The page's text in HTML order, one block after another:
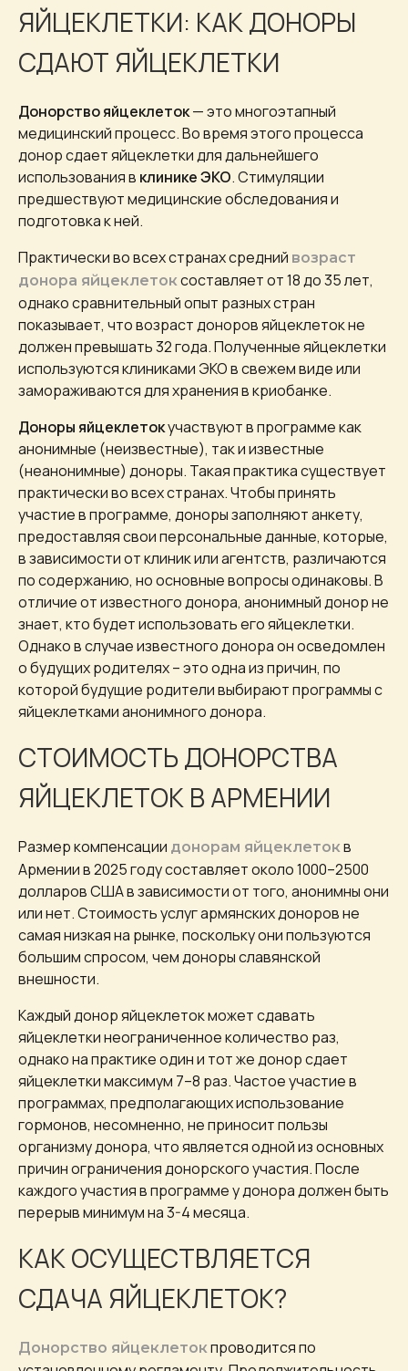
ЯЙЦЕКЛЕТКИ: КАК ДОНОРЫ
СДАЮТ ЯЙЦЕКЛЕТКИ
Донорство яйцеклеток— это многоэтапный
медицинский процесс. Во время этого процесса
донор сдает яйцеклетки для дальнейшего
использования в клинике ЭКО. Стимуляции
предшествуют медицинские обследования и
подготовка к ней.
Практически во всех странах средний возраст
донора яйцеклетоксоставляет от 18 до 35 лет,
однако сравнительный опыт разных стран
показывает, что возраст доноров яйцеклеток не
должен превышать 32 года. Полученные яйцеклетки
используются клиниками ЭКО в свежем виде или
замораживаются для хранения в криобанке.
Доноры яйцеклетокучаствуют в программе как
анонимные (неизвестные), так и известные
(неанонимные) доноры. Такая практика существует
практически во всех странах. Чтобы принять
участие в программе, доноры заполняют анкету,
предоставляя свои персональные данные, которые,
в зависимости от клиник или агентств, различаются
по содержанию, но основные вопросы одинаковы. В
отличие от известного донора, анонимный донор не
знает, кто будет использовать его яйцеклетки.
Однако в случае известного донора он осведомлен
о будущих родителях – это одна из причин, по
которой будущие родители выбирают программы с
яйцеклетками анонимного донора.
СТОИМОСТЬ ДОНОРСТВА
ЯЙЦЕКЛЕТОК В АРМЕНИИ
Размер компенсации донорам яйцеклетокв
Армении в 2025 году составляет около 1000–2500
долларов США в зависимости от того, анонимны они
или нет. Стоимость услуг армянских доноров не
самая низкая на рынке, поскольку они пользуются
большим спросом, чем доноры славянской
внешности.
Каждый донор яйцеклеток может сдавать
яйцеклетки неограниченное количество раз,
однако на практике один и тот же донор сдает
яйцеклетки максимум 7–8 раз. Частое участие в
программах, предполагающих использование
гормонов, несомненно, не приносит пользы
организму донора, что является одной из основных
причин ограничения донорского участия. После
каждого участия в программе у донора должен быть
перерыв минимум на 3-4 месяца.
КАК ОСУЩЕСТВЛЯЕТСЯ
СДАЧА ЯЙЦЕКЛЕТОК?
Донорство яйцеклетокпроводится по